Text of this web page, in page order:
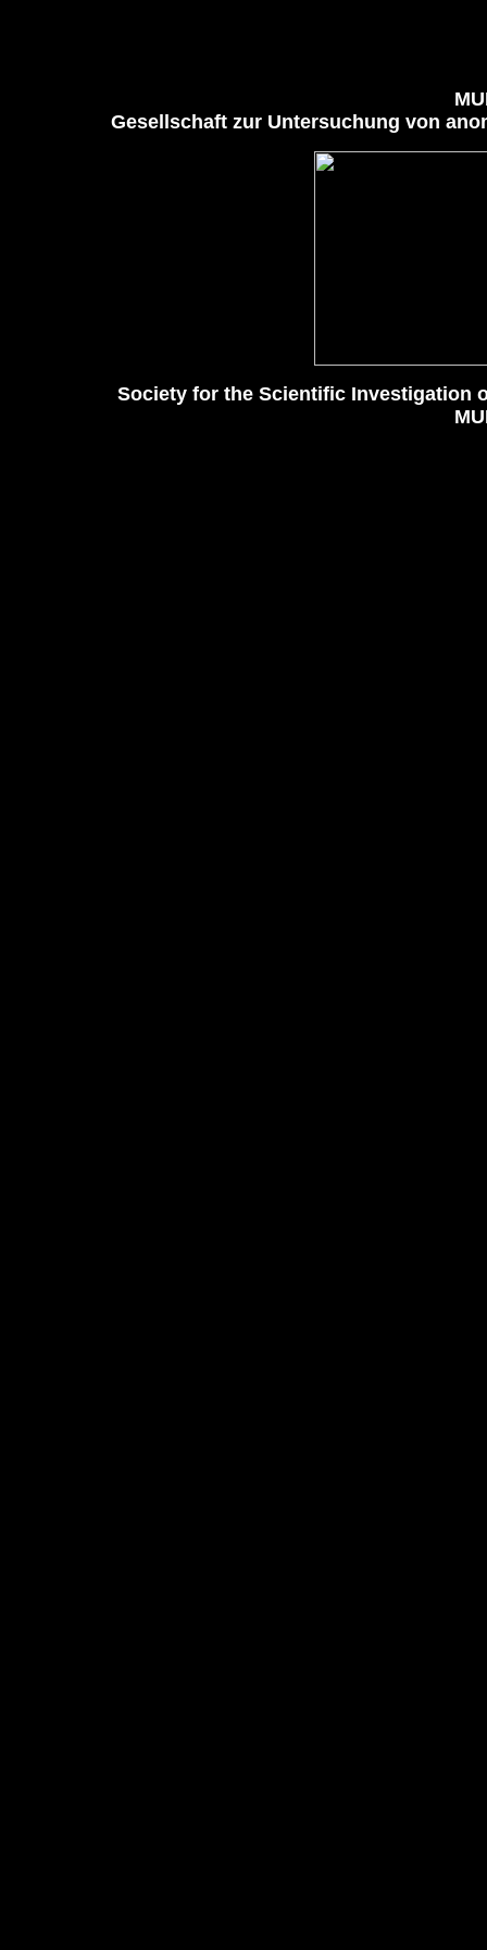
Gesellschaft zur Untersuchung von
Society for the Scientific Investigation